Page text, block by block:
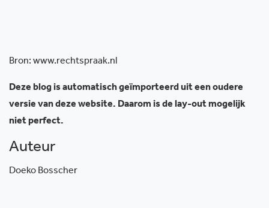
Bron: www.rechtspraak.nl
Deze blog is automatisch geïmporteerd uit een oudere
versie van deze website. Daarom is de lay-out mogelijk
niet perfect.
Auteur
Doeko Bosscher